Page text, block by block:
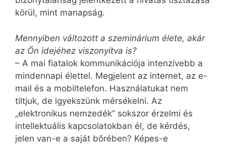
körül, mint manapság.
Mennyiben változott a szeminárium élete, akár
az Ön idejéhez viszonyítva is?
– A mai fiatalok kommunikációja intenzívebb a
mindennapi élettel. Megjelent az internet, az e-
mail és a mobiltelefon. Használatukat nem
tiltjuk, de igyekszünk mérsékelni. Az
„elektronikus nemzedék” sokszor érzelmi és
intellektuális kapcsolatokban él, de kérdés,
jelen van-e a saját bőrében? Képes-e